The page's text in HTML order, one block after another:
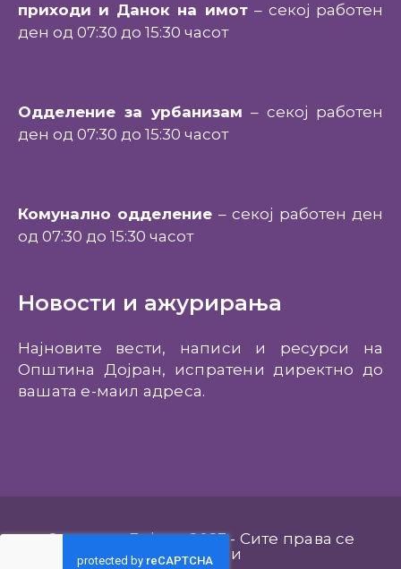
приходи и Данок на имот– секој работен
ден од 07:30 до 15:30 часот
Одделение за урбанизам – секој работен
ден од 07:30 до 15:30 часот
Комунално одделение – секој работен ден
од 07:30 до 15:30 часот
Новости и ажурирања
Најновите вести, написи и ресурси на
Општина Дојран, испратени директно до
вашата е-маил адреса.
Општина Дојран 2023 - Сите права се
задржани